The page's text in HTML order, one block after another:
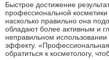
Быстрое достижение
профессиональной косметики
насколько правильно она
обладают более активным и
неправильном использовании
эффекту.
обратиться к косметологу,